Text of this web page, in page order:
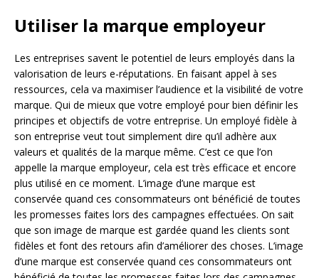
Utiliser la marque employeur
Les entreprises savent le potentiel de leurs employés dans la
valorisation de leurs e-réputations. En faisant appel à ses
ressources, cela va maximiser l’audience et la visibilité de votre
marque. Qui de mieux que votre employé pour bien définir les
principes et objectifs de votre entreprise. Un employé fidèle à
son entreprise veut tout simplement dire qu’il adhère aux
valeurs et qualités de la marque même. C’est ce que l’on
appelle la marque employeur, cela est très efficace et encore
plus utilisé en ce moment. L’image d’une marque est
conservée quand ces consommateurs ont bénéficié de toutes
les promesses faites lors des campagnes effectuées. On sait
que son image de marque est gardée quand les clients sont
fidèles et font des retours afin d’améliorer des choses. L’image
d’une marque est conservée quand ces consommateurs ont